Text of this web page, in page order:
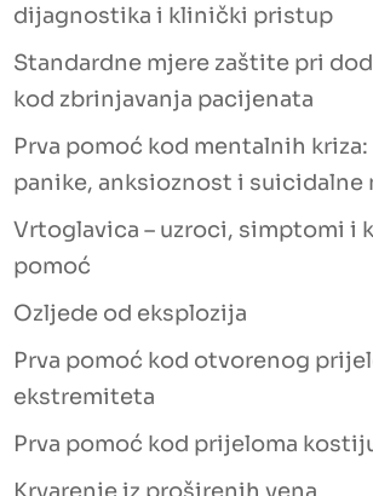
dijagnostika i klinički pristup
Standardne mjere zaštite pri
kod zbrinjavanja pacijenata
Prva pomoć kod mentalnih kriza:
panike, anksioznost i suicidalne
Vrtoglavica – uzroci, simptomi i
pomoć
Ozljede od eksplozija
Prva pomoć kod otvorenog
ekstremiteta
Prva pomoć kod prijeloma